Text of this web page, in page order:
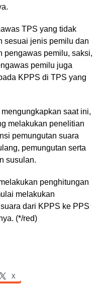
TPS yang tidak
sesuai jenis pemilu dan
pengawas pemilu, saksi,
pemilu juga
KPPS di TPS yang
saat ini,
melakukan penelitian
pemungutan suara
pemungutan serta
susulan.
penghitungan
melakukan
dari KPPS ke PPS
(*/red)
X